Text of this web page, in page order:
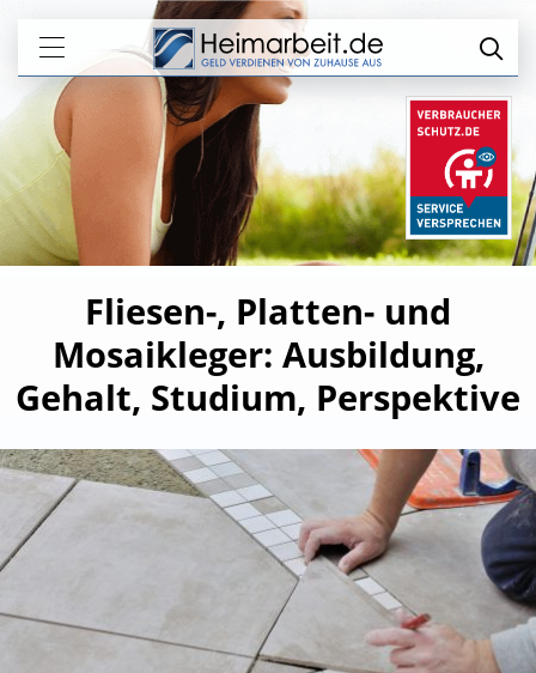
Fliesen-, Platten- und
Mosaikleger: Ausbildung,
Gehalt, Studium, Perspektive